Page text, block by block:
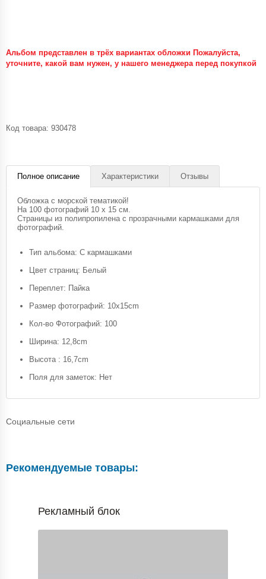
Альбом представлен в трёх вариантах обложки Пожалуйста,
уточните, какой вам нужен, у нашего менеджера перед покупкой
Код товара: 930478
Полное описание Характеристики Отзывы
Обложка с морской тематикой!
На 100 фотографий 10 х 15 см.
Страницы из полипропилена с прозрачными кармашками для
фотографий.
Тип альбома: С кармашками
Цвет страниц: Белый
Переплет: Пайка
Размер фотографий: 10x15cm
Кол-во Фотографий: 100
Ширина: 12,8cm
Высота : 16,7cm
Поля для заметок: Нет
Социальные сети
Рекомендуемые товары:
Рекламный блок